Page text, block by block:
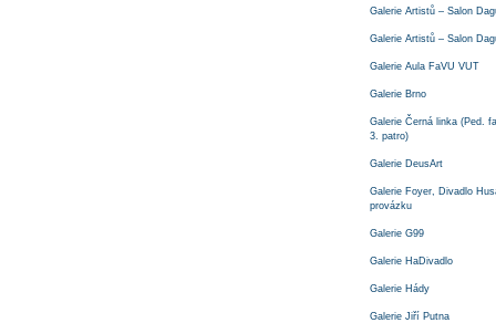
Galerie Artistů – Salon
Galerie Artistů – Salon
Galerie Aula FaVU VUT
Galerie Brno
Galerie Černá linka (Ped.
3. patro)
Galerie DeusArt
Galerie Foyer, Divadlo
provázku
Galerie G99
Galerie HaDivadlo
Galerie Hády
Galerie Jiří Putna